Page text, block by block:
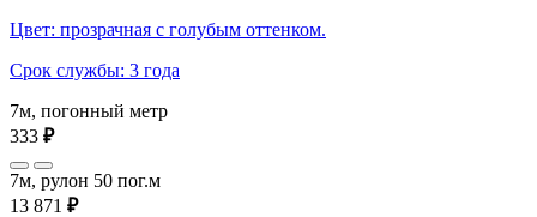
Цвет: прозрачная с голубым оттенком.
Срок службы: 3 года
7м, погонный метр
333 ₽
7м, рулон 50 пог.м
13 871 ₽